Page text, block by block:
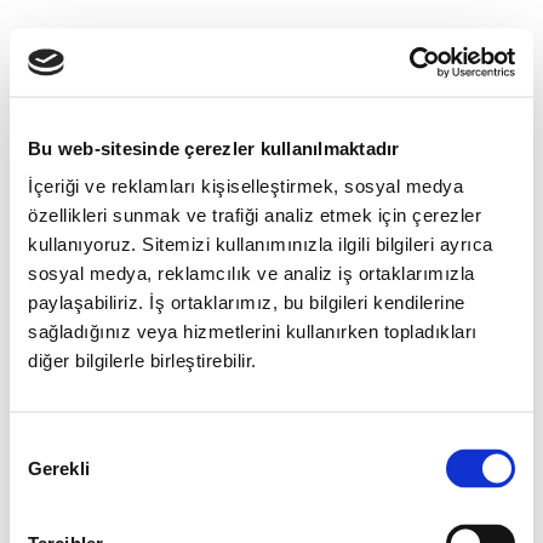
Bu web-sitesinde çerezler kullanılmaktadır
İçeriği ve reklamları kişiselleştirmek, sosyal medya
özellikleri sunmak ve trafiği analiz etmek için çerezler
kullanıyoruz. Sitemizi kullanımınızla ilgili bilgileri ayrıca
sosyal medya, reklamcılık ve analiz iş ortaklarımızla
paylaşabiliriz. İş ortaklarımız, bu bilgileri kendilerine
sağladığınız veya hizmetlerini kullanırken topladıkları
diğer bilgilerle birleştirebilir.
Seçimi
Gerekli